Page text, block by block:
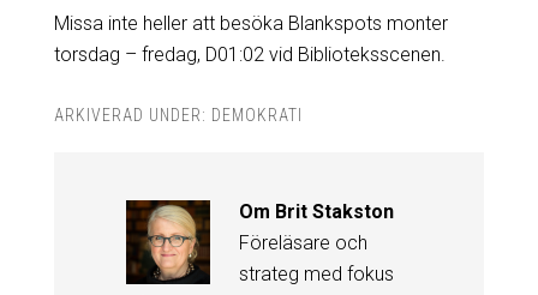
Missa inte heller att besöka Blankspots monter
torsdag – fredag, D01:02 vid Biblioteksscenen.
ARKIVERAD UNDER: DEMOKRATI
Om Brit Stakston
Föreläsare och
strateg med fokus